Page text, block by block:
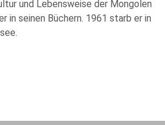
und Lebensweise der Mongolen
in seinen Büchern. 1961 starb er in